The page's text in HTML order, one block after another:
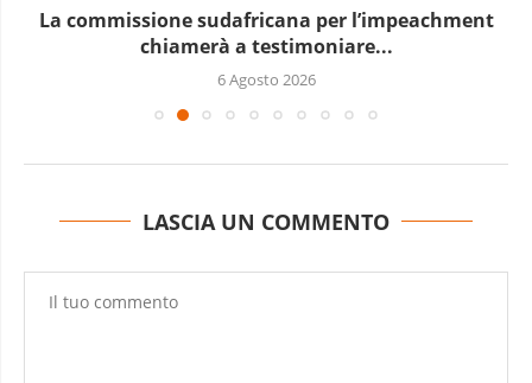
La commissione sudafricana per l’impeachment
chiamerà a testimoniare...
6 Agosto 2026
LASCIA UN COMMENTO